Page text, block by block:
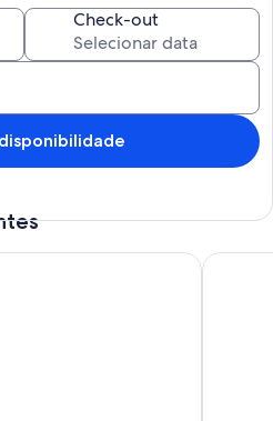
Check-out
House